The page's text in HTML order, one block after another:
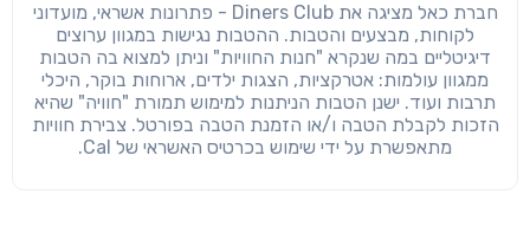
חברת כאל מציגה את Diners Club - פתרונות אשראי, מועדוני
לקוחות, מבצעים והטבות. ההטבות נגישות במגוון ערוצים
דיגיטליים במה שנקרא "חנות החוויות" וניתן למצוא בה הטבות
ממגוון עולמות: אטרקציות, הצגות ילדים, ארוחות בוקר, היכלי
תרבות ועוד. ישנן הטבות הניתנות למימוש תמורת "חוויה" שהיא
הזכות לקבלת הטבה ו/או הזמנת הטבה בפורטל. צבירת חוויות
מתאפשרת על ידי שימוש בכרטיס האשראי של Cal.